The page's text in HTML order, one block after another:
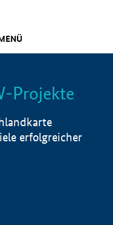
Info
Projekte
erfolgreicher